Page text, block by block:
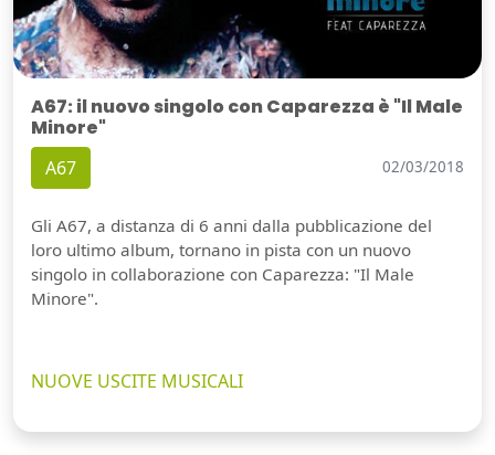
A67: il nuovo singolo con Caparezza è "Il Male
Minore"
A67 02/03/2018
Gli A67, a distanza di 6 anni dalla pubblicazione del
loro ultimo album, tornano in pista con un nuovo
singolo in collaborazione con Caparezza: "Il Male
Minore".
NUOVE USCITE MUSICALI